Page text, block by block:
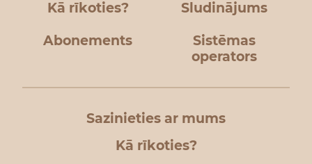
Kā rīkoties? Sludinājums
Abonements
Sistēmas
operators
Sazinieties ar mums
Kā rīkoties?